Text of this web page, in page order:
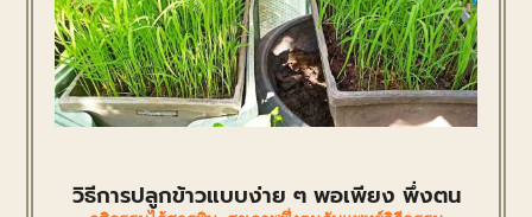
วิธีการปลูกข้าวแบบง่าย ๆ พอเพียง พึ่งตน